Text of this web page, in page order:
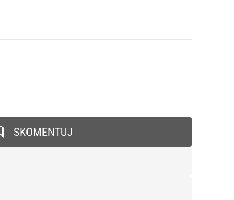
SKOMENTUJ